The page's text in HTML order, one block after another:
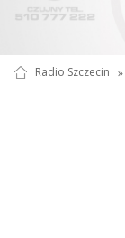
Radio Szczecin »